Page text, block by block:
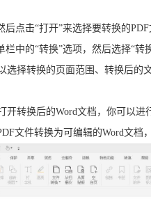
点击“打开”来选择要转换的PDF
中的“转换”选项，然后选择“转换
选择转换的页面范围、转换后的
转换后的Word文档，你可以进
文件转换为可编辑的Word文档